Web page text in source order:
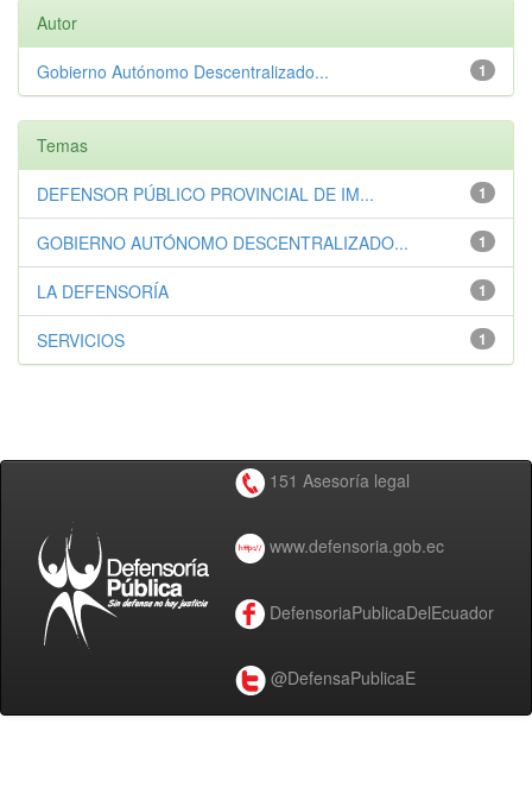
Autor
1
Gobierno Autónomo Descentralizado...
Temas
1
DEFENSOR PÚBLICO PROVINCIAL DE IM...
1
GOBIERNO AUTÓNOMO DESCENTRALIZADO...
1
LA DEFENSORÍA
1
SERVICIOS
151 Asesoría legal
www.defensoria.gob.ec
DefensoriaPublicaDelEcuador
@DefensaPublicaE